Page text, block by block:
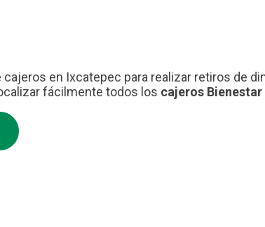
cajeros en Ixcatepec para realizar retiros de
fácilmente todos los cajeros